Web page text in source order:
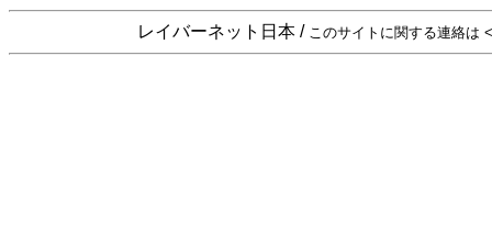
レイバーネット日本 / このサイトに関する連絡は